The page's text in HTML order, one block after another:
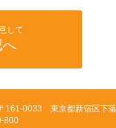
して
へ
161-0033 東京都新宿区下
800